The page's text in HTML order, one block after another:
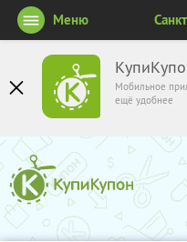
Мобильное
ещё удобнее
Меню